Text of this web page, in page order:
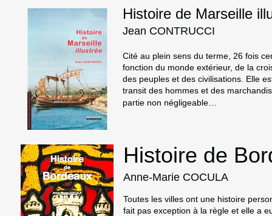
Histoire de Marseille
Jean CONTRUCCI
Cité au plein sens du terme, 26 fois
fonction du monde extérieur, de la
des peuples et des civilisations. Elle
transit des hommes et des
partie non négligeable
Histoire de
Anne-Marie COCULA
Toutes les villes ont une histoire
fait pas exception à la règle et elle a